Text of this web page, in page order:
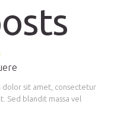
dolor sit amet, consectetur
Sed blandit massa vel